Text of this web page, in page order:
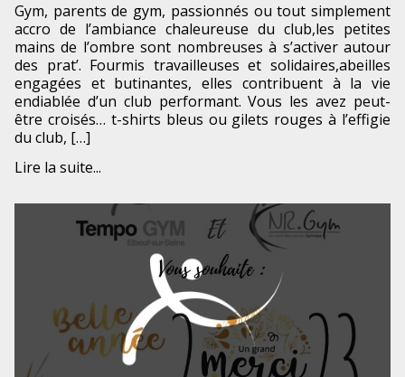
Gym, parents de gym, passionnés ou tout simplement
accro de l’ambiance chaleureuse du club,les petites
mains de l’ombre sont nombreuses à s’activer autour
des prat’. Fourmis travailleuses et solidaires,abeilles
engagées et butinantes, elles contribuent à la vie
endiablée d’un club performant. Vous les avez peut-
être croisés… t-shirts bleus ou gilets rouges à l’effigie
du club, […]
Lire la suite...